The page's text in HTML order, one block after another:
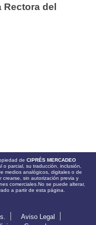
Rectora del
de CIPRÉS MERCADEO
parcial, su traducción, inclusión,
medios analógicos, digitales o de
sin autorización previa y
comerciales.No se puede alterar,
a partir de esta página.
Aviso Legal